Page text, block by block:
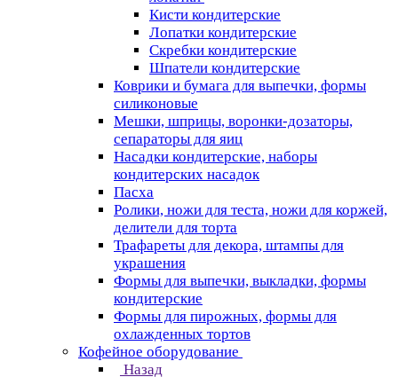
Кисти кондитерские
Лопатки кондитерские
Скребки кондитерские
Шпатели кондитерские
Коврики и бумага для выпечки, формы
силиконовые
Мешки, шприцы, воронки-дозаторы,
сепараторы для яиц
Насадки кондитерские, наборы
кондитерских насадок
Пасха
Ролики, ножи для теста, ножи для коржей,
делители для торта
Трафареты для декора, штампы для
украшения
Формы для выпечки, выкладки, формы
кондитерские
Формы для пирожных, формы для
охлажденных тортов
Кофейное оборудование
Назад